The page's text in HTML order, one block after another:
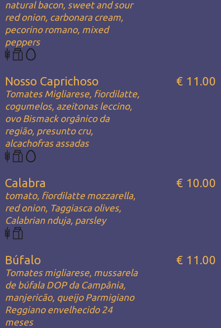
natural bacon, sweet and sour
red onion, carbonara cream,
pecorino romano, mixed
peppers
Nosso Caprichoso
Tomates Migliarese, fiordilatte,
cogumelos, azeitonas leccino,
ovo Bismack orgânico da
região, presunto cru,
alcachofras assadas
€ 11.00
Calabra
tomato, fiordilatte mozzarella,
red onion, Taggiasca olives,
Calabrian nduja, parsley
€ 10.00
Búfalo
Tomates migliarese, mussarela
de búfala DOP da Campânia,
manjericão, queijo Parmigiano
Reggiano envelhecido 24
meses
€ 11.00